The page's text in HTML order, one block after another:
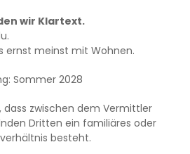
wir Klartext.
ernst meinst mit Wohnen.
Sommer 2028
dass zwischen dem Vermittler
Dritten ein familiäres oder
besteht.